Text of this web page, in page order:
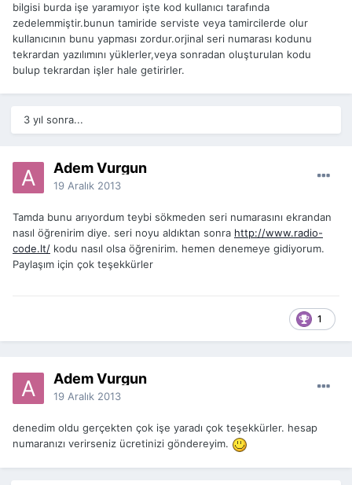
bilgisi burda işe yaramıyor işte kod kullanıcı tarafında
zedelemmiştir.bunun tamiride serviste veya tamircilerde olur
kullanıcının bunu yapması zordur.orjinal seri numarası kodunu
tekrardan yazılımını yüklerler,veya sonradan oluşturulan kodu
bulup tekrardan işler hale getirirler.
3 yıl sonra...
Adem Vurgun
19 Aralık 2013
Tamda bunu arıyordum teybi sökmeden seri numarasını ekrandan
nasıl öğrenirim diye. seri noyu aldıktan sonra http://www.radio-
code.lt/ kodu nasıl olsa öğrenirim. hemen denemeye gidiyorum.
Paylaşım için çok teşekkürler
1
Adem Vurgun
19 Aralık 2013
denedim oldu gerçekten çok işe yaradı çok teşekkürler. hesap
numaranızı verirseniz ücretinizi göndereyim.